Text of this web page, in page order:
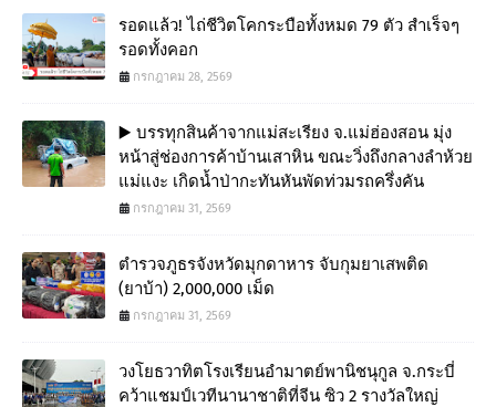
รอดแล้ว! ไถ่ชีวิตโคกระบือทั้งหมด 79 ตัว สำเร็จๆ
รอดทั้งคอก
กรกฎาคม 28, 2569
▶️ บรรทุกสินค้าจากแม่สะเรียง จ.แม่ฮ่องสอน มุ่ง
หน้าสู่ช่องการค้าบ้านเสาหิน ขณะวิ่งถึงกลางลำห้วย
แม่แงะ เกิดน้ำป่ากะทันหันพัดท่วมรถครึ่งคัน
กรกฎาคม 31, 2569
ตำรวจภูธรจังหวัดมุกดาหาร จับกุมยาเสพติด
(ยาบ้า) 2,000,000 เม็ด
กรกฎาคม 31, 2569
วงโยธวาทิตโรงเรียนอำมาตย์พานิชนุกูล จ.กระบี่
คว้าแชมป์เวทีนานาชาติที่จีน ซิว 2 รางวัลใหญ่